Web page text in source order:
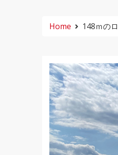
Home 148ｍの